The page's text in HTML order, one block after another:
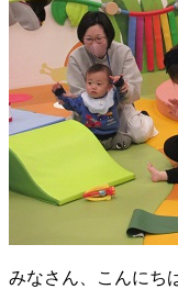
みなさん、こんにち